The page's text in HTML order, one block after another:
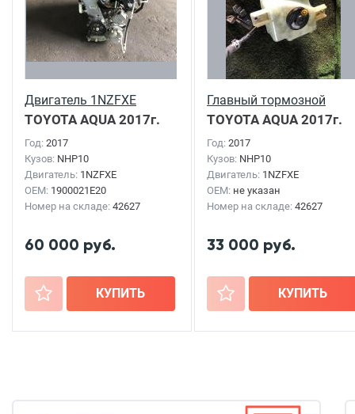
Двигатель 1NZFXE
TOYOTA AQUA2017г.
Год: 2017
Кузов: NHP10
Двигатель: 1NZFXE
OEM: 1900021E20
Номер на складе: 42627
60 000 руб.
+ КУПИТЬ
Главный тормозной
TOYOTA AQUA2017г.
Год: 2017
Кузов: NHP10
Двигатель: 1NZFXE
OEM: не указан
Номер на складе: 42627
33 000 руб.
+ КУПИТЬ